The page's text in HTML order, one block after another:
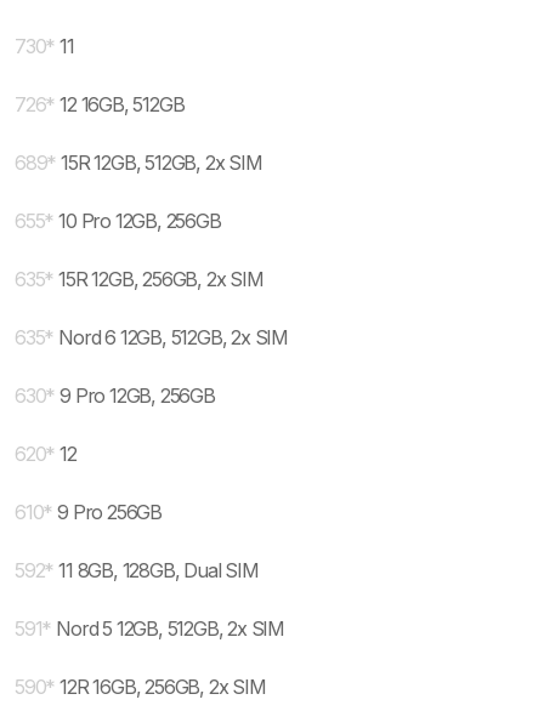
730* 11
726* 12 16GB, 512GB
689* 15R 12GB, 512GB, 2x SIM
655* 10 Pro 12GB, 256GB
635* 15R 12GB, 256GB, 2x SIM
635* Nord 6 12GB, 512GB, 2x SIM
630* 9 Pro 12GB, 256GB
620* 12
610* 9 Pro 256GB
592* 11 8GB, 128GB, Dual SIM
591* Nord 5 12GB, 512GB, 2x SIM
590* 12R 16GB, 256GB, 2x SIM